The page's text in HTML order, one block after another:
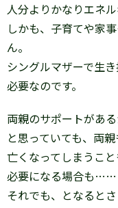
人分よりかなりエネル
しかも、子育てや家
ん。
シングルマザーで生
必要なのです。
両親のサポートがあ
と思っていても、両
亡くなってしまうこ
必要になる場合も……
それでも、となると